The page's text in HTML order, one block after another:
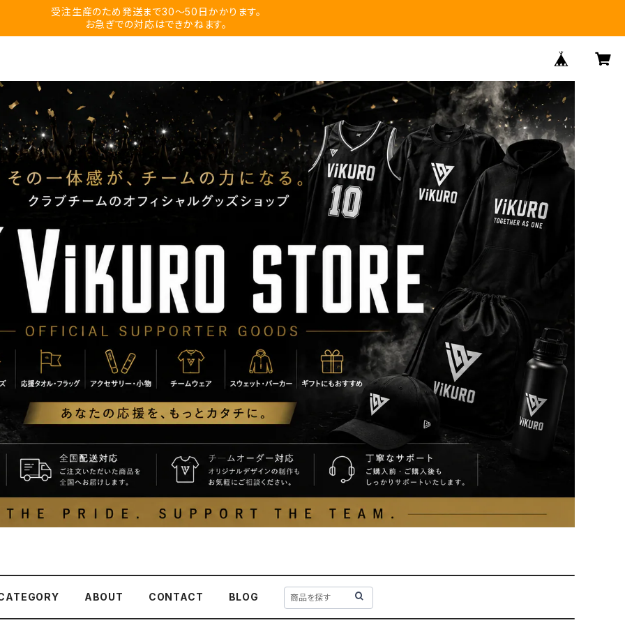
受注生産のため発送まで30〜50日かかります。
お急ぎでの対応はできかねます。
ABOUT CONTACT BLOG